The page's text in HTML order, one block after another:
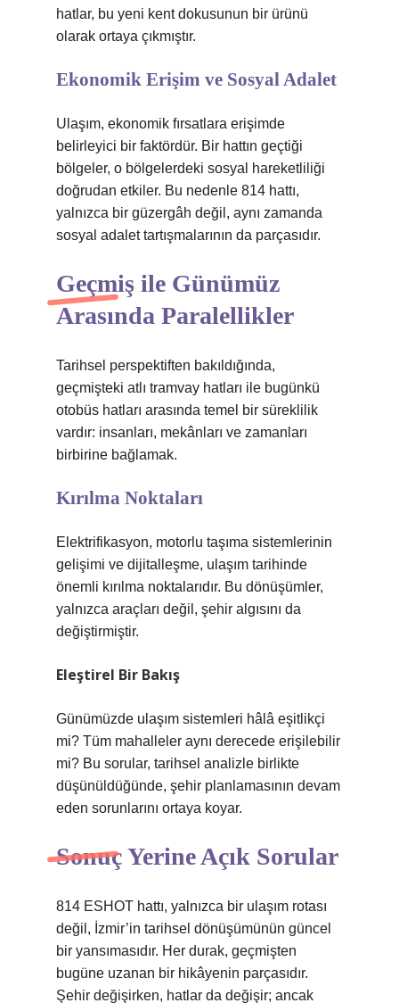
hatlar, bu yeni kent dokusunun bir ürünü
olarak ortaya çıkmıştır.
Ekonomik Erişim ve Sosyal Adalet
Ulaşım, ekonomik fırsatlara erişimde
belirleyici bir faktördür. Bir hattın geçtiği
bölgeler, o bölgelerdeki sosyal hareketliliği
doğrudan etkiler. Bu nedenle 814 hattı,
yalnızca bir güzergâh değil, aynı zamanda
sosyal adalet tartışmalarının da parçasıdır.
Geçmiş ile Günümüz
Arasında Paralellikler
Tarihsel perspektiften bakıldığında,
geçmişteki atlı tramvay hatları ile bugünkü
otobüs hatları arasında temel bir süreklilik
vardır: insanları, mekânları ve zamanları
birbirine bağlamak.
Kırılma Noktaları
Elektrifikasyon, motorlu taşıma sistemlerinin
gelişimi ve dijitalleşme, ulaşım tarihinde
önemli kırılma noktalarıdır. Bu dönüşümler,
yalnızca araçları değil, şehir algısını da
değiştirmiştir.
Eleştirel Bir Bakış
Günümüzde ulaşım sistemleri hâlâ eşitlikçi
mi? Tüm mahalleler aynı derecede erişilebilir
mi? Bu sorular, tarihsel analizle birlikte
düşünüldüğünde, şehir planlamasının devam
eden sorunlarını ortaya koyar.
Sonuç Yerine Açık Sorular
814 ESHOT hattı, yalnızca bir ulaşım rotası
değil, İzmir’in tarihsel dönüşümünün güncel
bir yansımasıdır. Her durak, geçmişten
bugüne uzanan bir hikâyenin parçasıdır.
Şehir değişirken, hatlar da değişir; ancak